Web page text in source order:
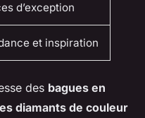
d’exception
et inspiration
des bagues en
diamants de couleur